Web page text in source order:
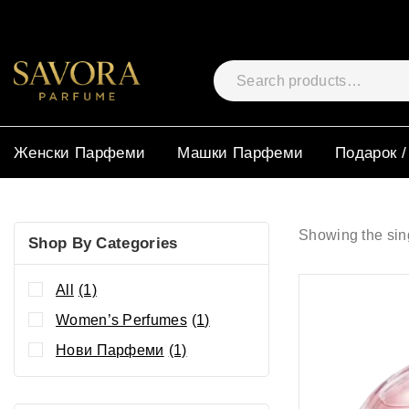
Женски Парфеми Машки Парфеми Подарок
Showing the
Shop By Categories
All
(1)
Women’s Perfumes (1)
Нови Парфеми (1)